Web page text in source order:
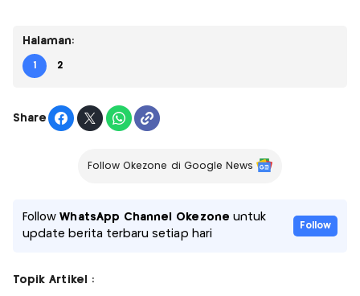
Halaman:
1 2
Share
Follow Okezone di Google News
FollowWhatsApp Channel Okezone untuk
update berita terbaru setiap hari
Follow
Topik Artikel :